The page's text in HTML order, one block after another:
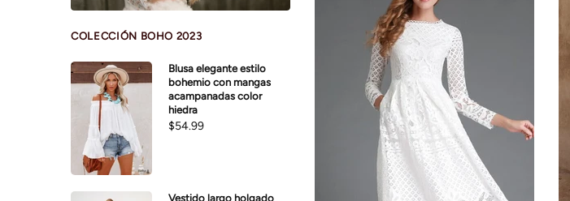
COLECCIÓN BOHO 2023
Blusa elegante estilo
bohemio con mangas
acampanadas color
hiedra
$54.99
Vestido largo holgado